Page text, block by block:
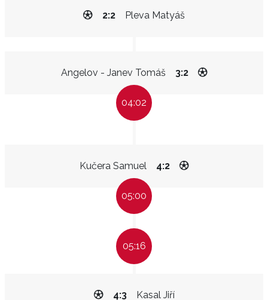
Pleva Matyáš
2:2
Angelov - Janev Tomáš 3:2
04:02
Kučera Samuel 4:2
05:00
05:16
Kasal Jiří
4:3